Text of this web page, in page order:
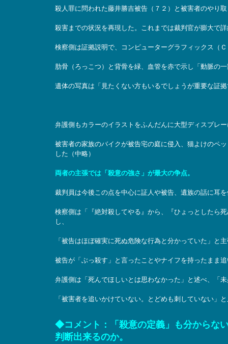
殺人罪に問われた藤井勝吉被告（７２）と被害者のやり
殺害までの状況を再現した。これまでは裁判官が膨大で
検察側は証拠説明で、コンピューターグラフィックス（
肋骨（ろっこつ）と背骨を緑、血管を赤で示し「動脈の
遺体の写真は「見たくない方もいるでしょうが重要な証
弁護側もカラーのイラストをふんだんに大型ディスプレ
被害者の家族のバイクが被告宅の庭に侵入、猫よけのペ
した（中略）
両者の主張では「殺意の強さ」が最大の争点。
裁判員は今後この点を中心に証人や被告、遺族の話に耳
検察側は「『絶対殺してやる』から、『ひょっとしたら
し、
「被告はほぼ確実に死ぬ危険な行為と分かっていた」と
被告が「ぶっ殺す」と言ったことやナイフを持ったまま
弁護側は「死んでほしいとは思わなかった」と述べ、「
「被害者を追いかけていない。とどめも刺していない」
◆コメント：「殺意の定義」も分からな
判断出来るのか。